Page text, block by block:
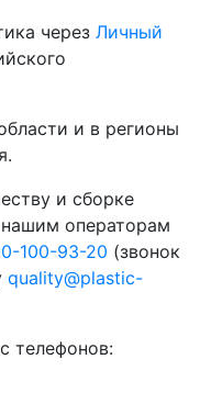
через Личный
и в регионы
и сборке
операторам
100-93-20 (звонок
quality@plastic-
телефонов: